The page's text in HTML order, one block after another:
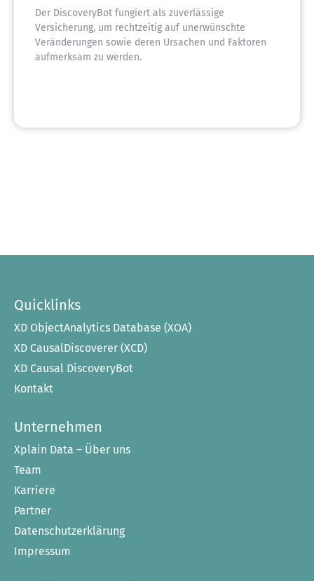
Der DiscoveryBot fungiert als zuverlässige
Versicherung, um rechtzeitig auf unerwünschte
Veränderungen sowie deren Ursachen und Faktoren
aufmerksam zu werden.
Quicklinks
XD ObjectAnalytics Database (XOA)
XD CausalDiscoverer (XCD)
XD Causal DiscoveryBot
Kontakt
Unternehmen
Xplain Data – Über uns
Team
Karriere
Partner
Datenschutzerklärung
Impressum